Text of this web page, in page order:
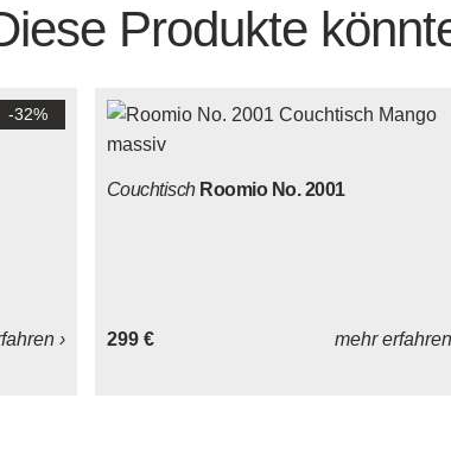
Produkte
-32%
›
Couchtisch Roomio No. 2001
299 € mehr erfahren